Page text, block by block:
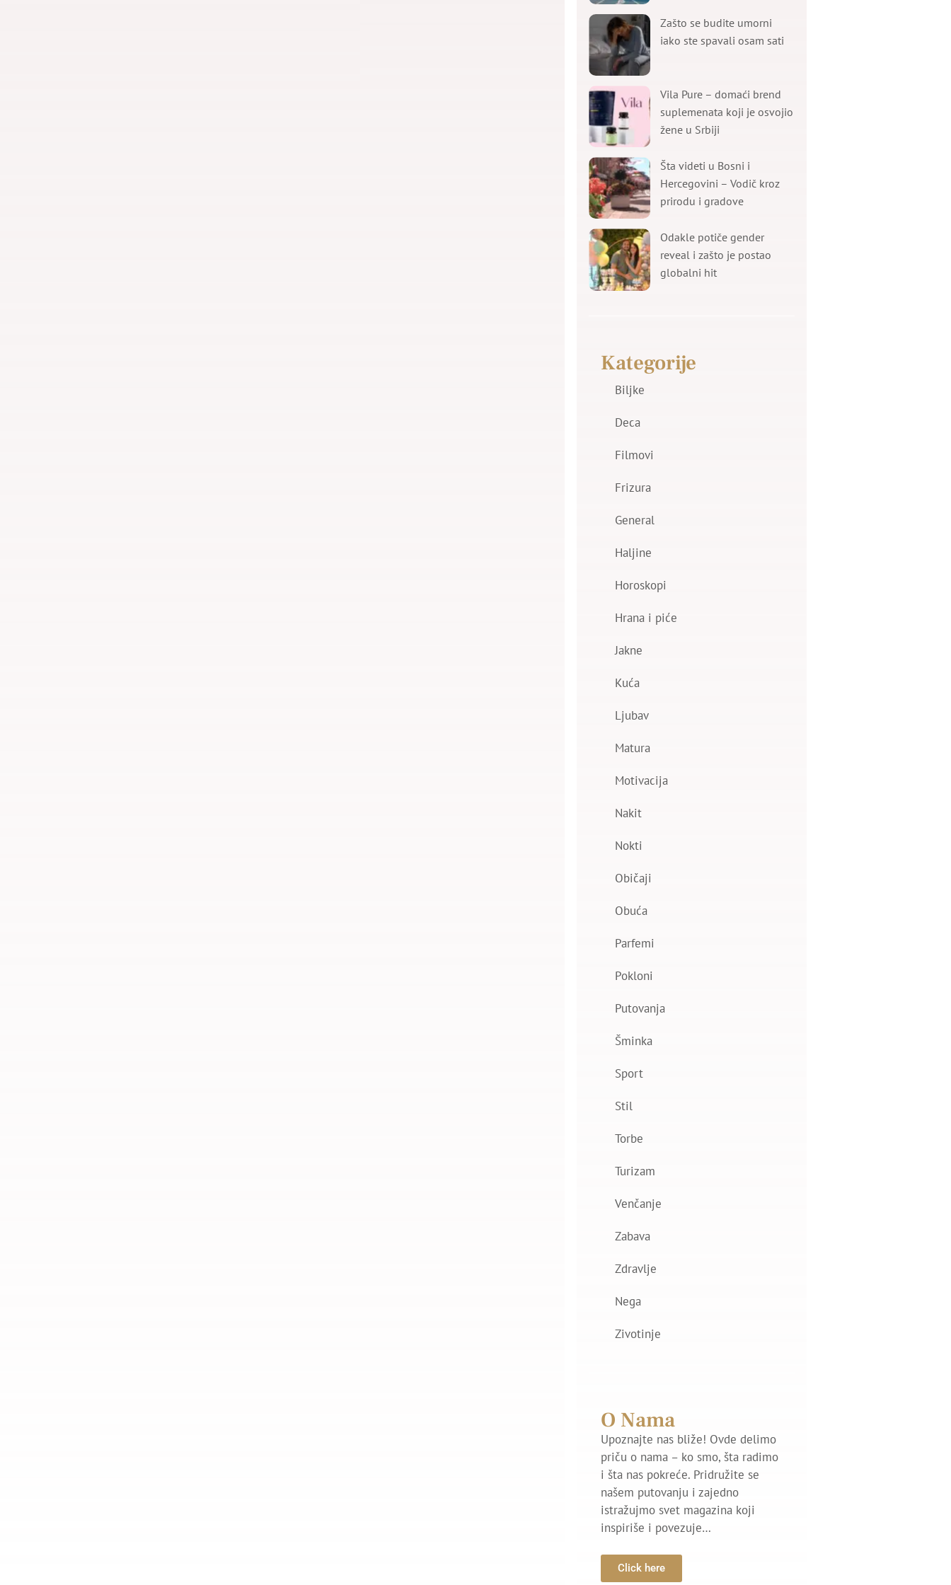
Zašto se budite umorni
iako ste spavali osam sati
Vila Pure – domaći brend
suplemenata koji je osvojio
žene u Srbiji
Šta videti u Bosni i
Hercegovini – Vodič kroz
prirodu i gradove
Odakle potiče gender
reveal i zašto je postao
globalni hit
Kategorije
Biljke
Deca
Filmovi
Frizura
General
Haljine
Horoskopi
Hrana i piće
Jakne
Kuća
Ljubav
Matura
Motivacija
Nakit
Nokti
Običaji
Obuća
Parfemi
Pokloni
Putovanja
Šminka
Sport
Stil
Torbe
Turizam
Venčanje
Zabava
Zdravlje
Nega
Zivotinje
O Nama
Upoznajte nas bliže! Ovde delimo
priču o nama – ko smo, šta radimo
i šta nas pokreće. Pridružite se
našem putovanju i zajedno
istražujmo svet magazina koji
inspiriše i povezuje…
Click here